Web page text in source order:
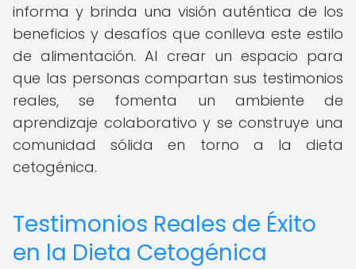
informa y brinda una visión auténtica de los
beneficios y desafíos que conlleva este estilo
de alimentación. Al crear un espacio para
que las personas compartan sus testimonios
reales, se fomenta un ambiente de
aprendizaje colaborativo y se construye una
comunidad sólida en torno a la dieta
cetogénica.
Testimonios Reales de Éxito
en la Dieta Cetogénica